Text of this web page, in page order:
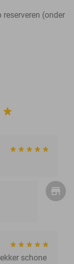
(onder
schone